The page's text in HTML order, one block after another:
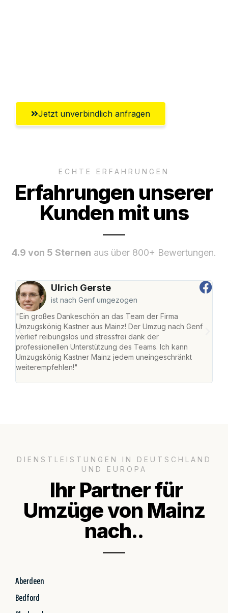
Jetzt unverbindlich anfragen
ECHTE ERFAHRUNGEN
Erfahrungen unserer
Kunden mit uns
4.9 von 5 Sternen aus über 800+ Bewertungen.
Ulrich Gerste
ist nach Genf umgezogen
"Ein großes Dankeschön an das Team der Firma
Umzugskönig Kastner aus Mainz! Der Umzug nach Genf
verlief reibungslos und stressfrei dank der
professionellen Unterstützung des Teams. Ich kann
Umzugskönig Kastner Mainz jedem uneingeschränkt
weiterempfehlen!"
DIENSTLEISTUNGEN IN DEUTSCHLAND
UND EUROPA
Ihr Partner für
Umzüge von Mainz
nach..
Aberdeen
Bedford